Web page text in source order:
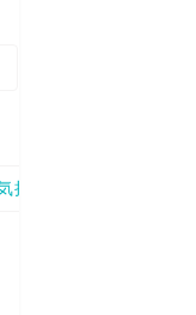
持ち